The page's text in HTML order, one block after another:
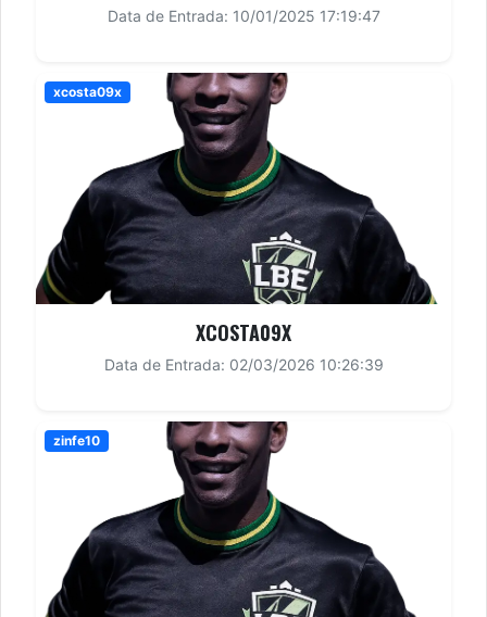
Data de Entrada: 10/01/2025 17:19:47
xcosta09x
XCOSTA09X
Data de Entrada: 02/03/2026 10:26:39
zinfe10